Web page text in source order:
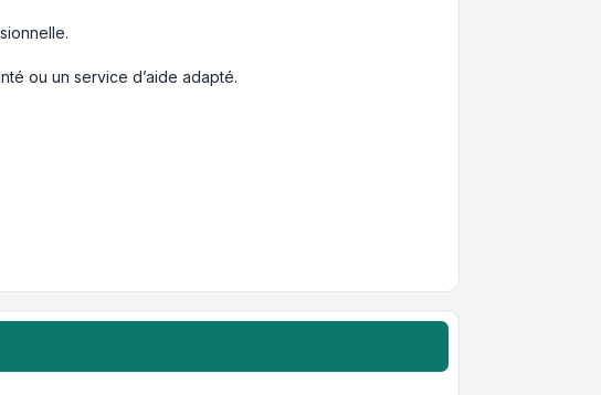
ou un service d’aide adapté.